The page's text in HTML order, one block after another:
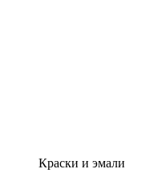
Краски и эмали